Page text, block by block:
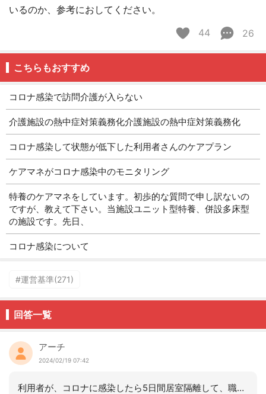
いるのか、参考におしてください。
44
26
こちらもおすすめ
コロナ感染で訪問介護が入らない
介護施設の熱中症対策義務化介護施設の熱中症対策義務化
コロナ感染して状態が低下した利用者さんのケアプラン
ケアマネがコロナ感染中のモニタリング
特養のケアマネをしています。初歩的な質問で申し訳ないの
ですが、教えて下さい。当施設ユニット型特養、併設多床型
の施設です。先日、
コロナ感染について
#運営基準(271)
回答一覧
アーチ
2024/02/19 07:42
利用者が、コロナに感染したら5日間居室隔離して、職員はガウンテクニックして訪室し